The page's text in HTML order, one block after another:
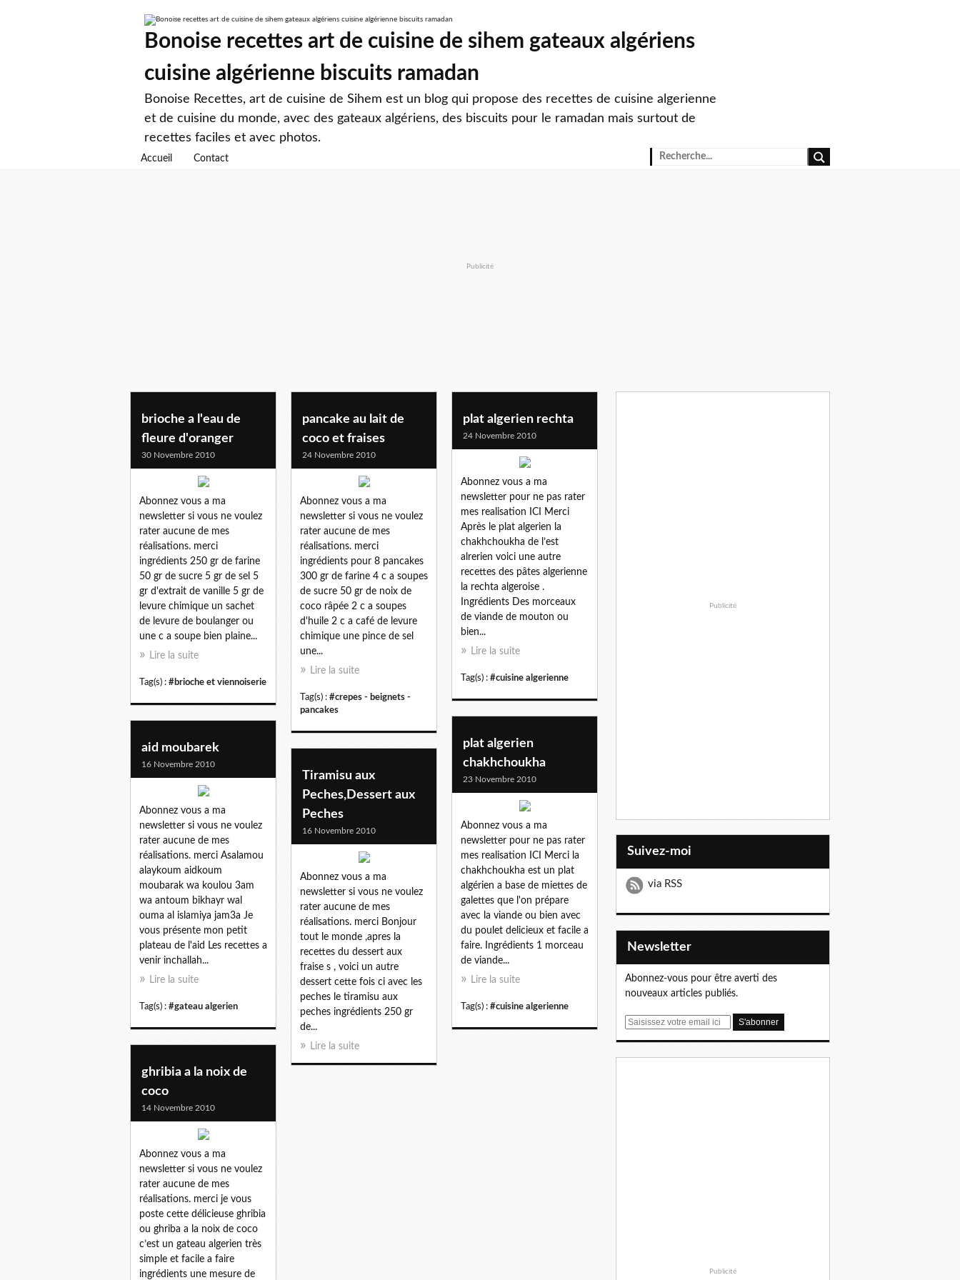
Bonoise recettes art de cuisine de sihem gateaux algériens
cuisine algérienne biscuits ramadan
Bonoise Recettes, art de cuisine de Sihem est un blog qui propose des recettes de cuisine algerienne
et de cuisine du monde, avec des gateaux algériens, des biscuits pour le ramadan mais surtout de
recettes faciles et avec photos.
Accueil Contact
Publicité
brioche a l'eau de
fleure d'oranger
30 Novembre 2010
Abonnez vous a ma
newsletter si vous ne voulez
rater aucune de mes
réalisations. merci
ingrédients 250 gr de farine
50 gr de sucre 5 gr de sel 5
gr d'extrait de vanille 5 gr de
levure chimique un sachet
de levure de boulanger ou
une c a soupe bien plaine...
Lire la suite
Tag(s) : #brioche et viennoiserie
pancake au lait de
coco et fraises
24 Novembre 2010
Abonnez vous a ma
newsletter si vous ne voulez
rater aucune de mes
réalisations. merci
ingrédients pour 8 pancakes
300 gr de farine 4 c a soupes
de sucre 50 gr de noix de
coco râpée 2 c a soupes
d'huile 2 c a café de levure
chimique une pince de sel
une...
Lire la suite
Tag(s) : #crepes - beignets -
pancakes
plat algerien rechta
24 Novembre 2010
Abonnez vous a ma
newsletter pour ne pas rater
mes realisation ICI Merci
Après le plat algerien la
chakhchoukha de l’est
alrerien voici une autre
recettes des pâtes algerienne
la rechta algeroise .
Ingrédients Des morceaux
de viande de mouton ou
bien...
Lire la suite
Tag(s) : #cuisine algerienne
plat algerien
chakhchoukha
23 Novembre 2010
Abonnez vous a ma
newsletter pour ne pas rater
mes realisation ICI Merci la
chakhchoukha est un plat
algérien a base de miettes de
galettes que l'on prépare
avec la viande ou bien avec
du poulet delicieux et facile a
faire. Ingrédients 1 morceau
de viande...
Lire la suite
Tag(s) : #cuisine algerienne
aid moubarek
16 Novembre 2010
Abonnez vous a ma
newsletter si vous ne voulez
rater aucune de mes
réalisations. merci Asalamou
alaykoum aidkoum
moubarak wa koulou 3am
wa antoum bikhayr wal
ouma al islamiya jam3a Je
vous présente mon petit
plateau de l'aid Les recettes a
venir inchallah...
Lire la suite
Tag(s) : #gateau algerien
Tiramisu aux
Peches,Dessert aux
Peches
16 Novembre 2010
Abonnez vous a ma
newsletter si vous ne voulez
rater aucune de mes
réalisations. merci Bonjour
tout le monde ,apres la
recettes du dessert aux
fraise s , voici un autre
dessert cette fois ci avec les
peches le tiramisu aux
peches ingrédients 250 gr
de...
Lire la suite
ghribia a la noix de
coco
14 Novembre 2010
Abonnez vous a ma
newsletter si vous ne voulez
rater aucune de mes
réalisations. merci je vous
poste cette délicieuse ghribia
ou ghriba a la noix de coco
c’est un gateau algerien très
simple et facile a faire
ingrédients une mesure de
Publicité
Suivez-moi
via RSS
Newsletter
Abonnez-vous pour être averti des
nouveaux articles publiés.
E
Publicité